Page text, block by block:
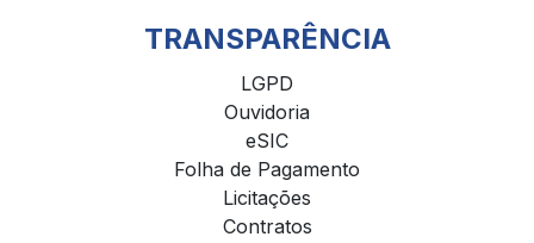
TRANSPARÊNCIA
LGPD
Ouvidoria
eSIC
Folha de Pagamento
Licitações
Contratos